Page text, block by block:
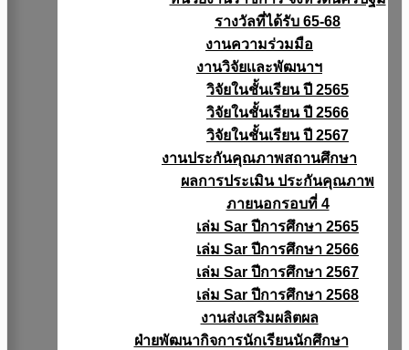
รางวัลที่ได้รับ 65-68
งานความร่วมมือ
งานวิจัยเเละพัฒนาฯ
วิจัยในชั้นเรียน ปี 2565
วิจัยในชั้นเรียน ปี 2566
วิจัยในชั้นเรียน ปี 2567
งานประกันคุณภาพสถานศึกษา
ผลการประเมิน ประกันคุณภาพ
ภายนอกรอบที่ 4
เล่ม Sar ปีการศึกษา 2565
เล่ม Sar ปีการศึกษา 2566
เล่ม Sar ปีการศึกษา 2567
เล่ม Sar ปีการศึกษา 2568
งานส่งเสริมผลิตผล
ฝ่ายพัฒนากิจการนักเรียนนักศึกษา